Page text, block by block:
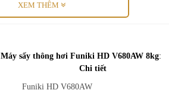
XEM THÊM
Máy sấy thông hơi Funiki HD V680AW 8kg:
Chi tiết
Funiki HD V680AW